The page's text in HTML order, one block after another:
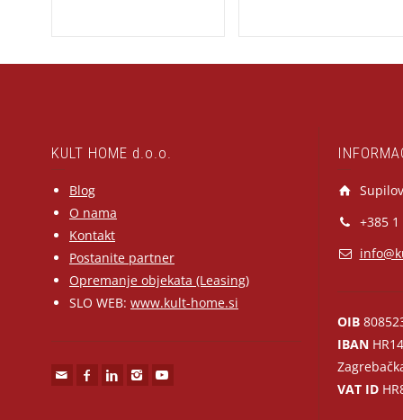
KULT HOME d.o.o.
Blog
O nama
Kontakt
Postanite partner
Opremanje objekata (Leasing)
SLO WEB: www.kult-home.si
+385 1
OIB
IBAN
VAT ID